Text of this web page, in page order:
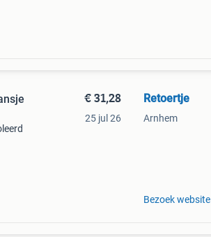
€ 31,28
25 jul 26
Retoertje
Arnhem
Bezoek website